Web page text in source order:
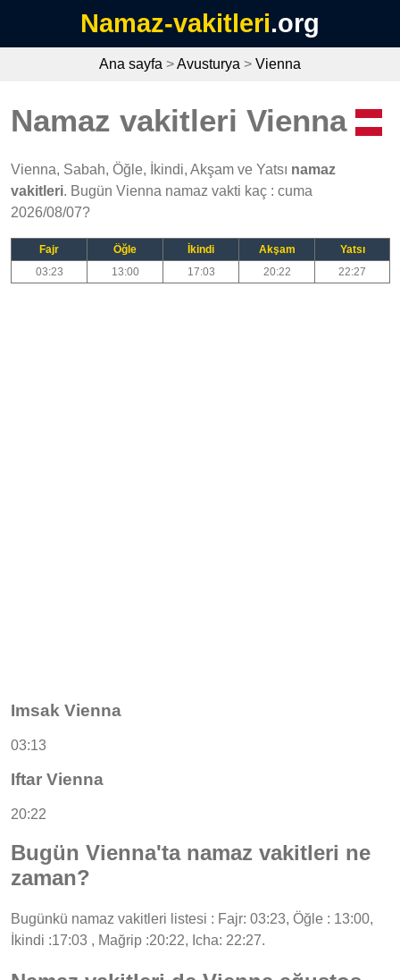
Namaz-vakitleri.org
Ana sayfa >Avusturya > Vienna
Namaz vakitleri Vienna
Vienna, Sabah, Öğle, İkindi, Akşam ve Yatsı namaz
vakitleri. Bugün Vienna namaz vakti kaç : cuma
2026/08/07?
Fajr Öğle İkindi Akşam
Yatsı
03:23
13:00 17:03 20:22 22:27
Imsak Vienna
03:13
Iftar Vienna
20:22
Bugün Vienna'ta namaz vakitleri ne
zaman?
Bugünkü namaz vakitleri listesi : Fajr: 03:23, Öğle : 13:00,
İkindi :17:03 , Mağrip :20:22, Icha: 22:27.